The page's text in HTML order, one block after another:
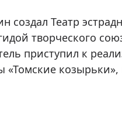
создал Театр
творческого
приступил к
козырьки»,